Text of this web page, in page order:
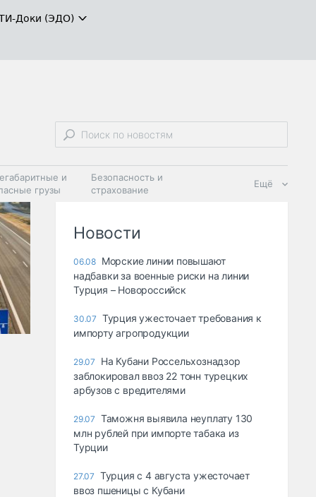
Доки (ЭДО)
и
грузы
Безопасность и
страхование
и
Ещё
Новости
06.08 Морские линии повышают
надбавки за военные риски на линии
Турция – Новороссийск
30.07 Турция ужесточает требования к
импорту агропродукции
29.07
На Кубани Россельхознадзор
заблокировал ввоз 22 тонн турецких
арбузов с вредителями
29.07 Таможня выявила неуплату 130
млн рублей при импорте табака из
Турции
27.07 Турция с 4 августа ужесточает
ввоз пшеницы с Кубани